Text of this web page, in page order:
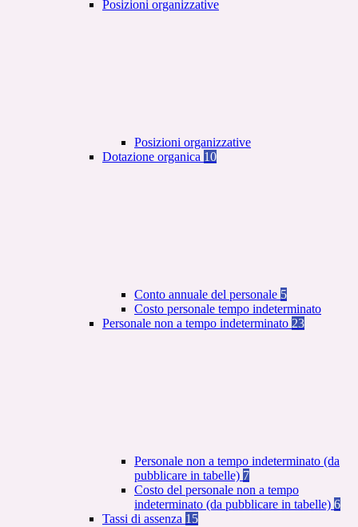
Posizioni organizzative
Posizioni organizzative
Dotazione organica 10
Conto annuale del personale 5
Costo personale tempo indeterminato
Personale non a tempo indeterminato 23
Personale non a tempo indeterminato (da
pubblicare in tabelle) 7
Costo del personale non a tempo
indeterminato (da pubblicare in tabelle) 6
Tassi di assenza 15